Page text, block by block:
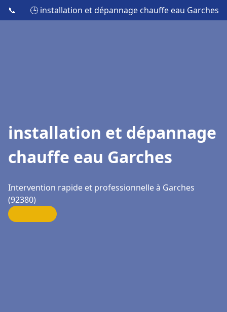
📞 🕒 installation et dépannage chauffe eau Garches
installation et dépannage
chauffe eau Garches
Intervention rapide et professionnelle à Garches
(92380)